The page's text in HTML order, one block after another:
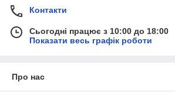
Контакти
Сьогодні працює з 10:00 до 18:00
Показати весь графік роботи
Про нас